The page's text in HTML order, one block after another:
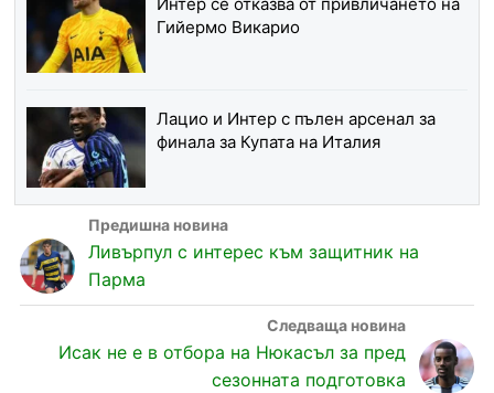
Гийермо Викарио
Лацио и Интер с пълен арсенал за
финала за Купата на Италия
Ливърпул с интерес към защитник на
Парма
Исак не е в отбора на Нюкасъл за пред
сезонната подготовка